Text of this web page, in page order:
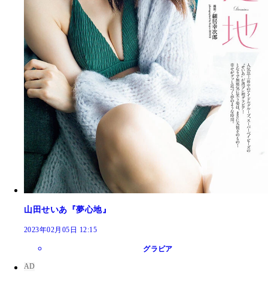
山田せいあ『夢心地』
2023年02月05日 12:15
グラビア